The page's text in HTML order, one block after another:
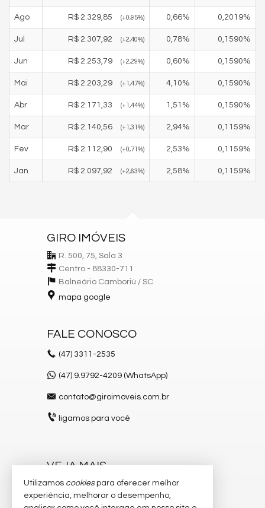
Ago R$ 2.329,85 (+0,95%) 0,66% 0,2019%
Jul R$ 2.307,92 (+2,40%) 0,78% 0,1590%
Jun R$ 2.253,79 (+2,29%) 0,60% 0,1590%
Mai R$ 2.203,29 (+1,47%) 4,10% 0,1590%
Abr R$ 2.171,33 (+1,44%) 1,51 % 0,1590%
Mar R$ 2.140,56 (+1,31 %) 2,94% 0,1159%
Fev R$ 2.112,90 (+0,71 %) 2,53% 0,1159%
Jan R$ 2.097,92 (+2,63%) 2,58% 0,1159%
GIRO IMÓVEIS
R. 500, 75, Sala 3
Centro - 88330-711
Balneário Camboriú / SC
mapa google
FALE CONOSCO
(47) 3311-2535
(47) 9.9792-4209 (WhatsApp)
contato@giroimoveis.com.br
ligamos para você
VEJA MAIS
receba nosso newsletter
Utilizamos cookiespara oferecer melhor
experiência, melhorar o desempenho,